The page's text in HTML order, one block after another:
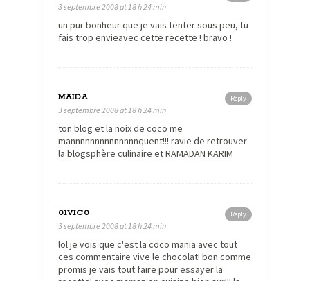
3 septembre 2008 at 18 h 24 min
un pur bonheur que je vais tenter sous peu, tu
fais trop envieavec cette recette ! bravo !
Reply
MAIDA
3 septembre 2008 at 18 h 24 min
ton blog et la noix de coco me
mannnnnnnnnnnnnnquent!!! ravie de retrouver
la blogsphère culinaire et RAMADAN KARIM
Reply
01VIC0
3 septembre 2008 at 18 h 24 min
lol je vois que c'est la coco mania avec tout
ces commentaire vive le chocolat! bon comme
promis je vais tout faire pour essayer la